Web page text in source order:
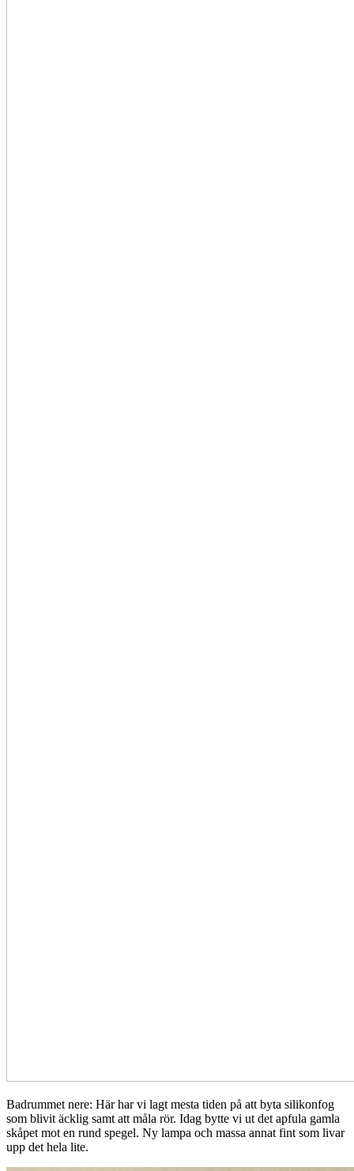
Badrummet nere: Här har vi lagt mesta tiden på att byta silikonfog
som blivit äcklig samt att måla rör. Idag bytte vi ut det apfula gamla
skåpet mot en rund spegel. Ny lampa och massa annat fint som livar
upp det hela lite.